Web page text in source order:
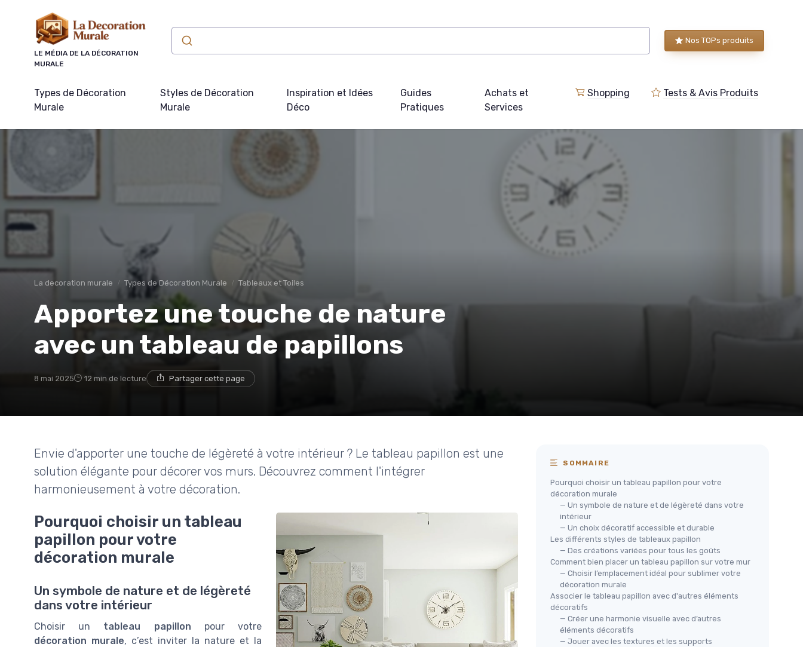
LE MÉDIA DE LA DÉCORATION
MURALE
Nos TOPs produits
Types de Décoration
Murale
Styles de Décoration
Murale
Inspiration et Idées
Déco
Guides
Pratiques
Achats et
Services
Shopping Tests & Avis Produits
La decoration murale Types de Décoration Murale Tableaux et Toiles
Apportez une touche de nature
avec un tableau de papillons
8 mai 2025 12 min de lecture Partager cette page
Envie d'apporter une touche de légèreté à votre intérieur ? Le tableau papillon est une
solution élégante pour décorer vos murs. Découvrez comment l'intégrer
harmonieusement à votre décoration.
Pourquoi choisir un tableau
papillon pour votre
décoration murale
Un symbole de nature et de légèreté
dans votre intérieur
Choisir un tableau papillon pour votre
décoration murale, c’est inviter la nature et la
SOMMAIRE
Pourquoi choisir un tableau papillon pour votre
décoration murale
— Un symbole de nature et de légèreté dans votre
intérieur
— Un choix décoratif accessible et durable
Les différents styles de tableaux papillon
— Des créations variées pour tous les goûts
Comment bien placer un tableau papillon sur votre mur
— Choisir l’emplacement idéal pour sublimer votre
décoration murale
Associer le tableau papillon avec d'autres éléments
décoratifs
— Créer une harmonie visuelle avec d’autres
éléments décoratifs
— Jouer avec les textures et les supports